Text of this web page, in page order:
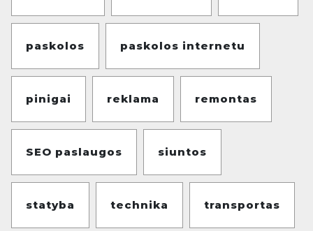
paskolos paskolos internetu
pinigai reklama remontas
SEO paslaugos siuntos
statyba technika transportas